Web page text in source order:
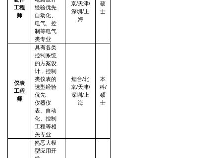
工程
师
经验优先
自动化、
电气、控
制等电气
类专业
京/天津/
深圳/上
海
硕
士
仪表
工程
师
具有各类
控制系统
的方案设
计，控制
类仪表的
选型经验
优先
仪器仪
表、自动
化、控制
工程等相
关专业
烟台/北
京/天津/
深圳/上
海
本
科/
硕
士
熟悉大模
型应用开